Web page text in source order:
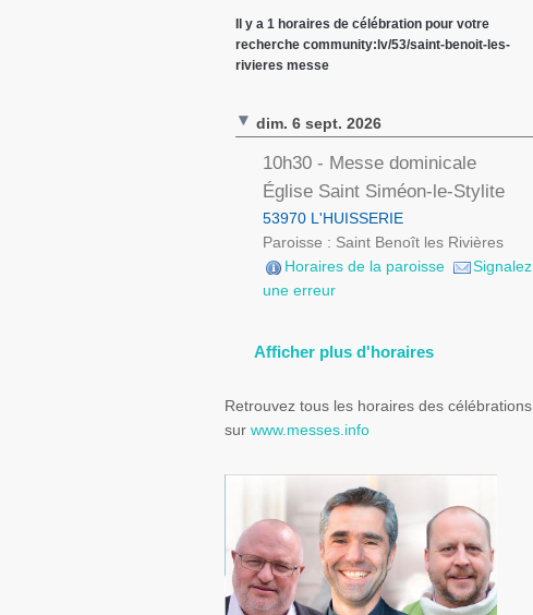
Il y a 1 horaires de célébration pour votre
recherche community:lv/53/saint-benoit-les-
rivieres messe
dim. 6 sept. 2026
10h30 - Messe dominicale
Église Saint Siméon-le-Stylite
53970 L'HUISSERIE
Paroisse : Saint Benoît les Rivières
Horaires de la paroisse
Signalez
une erreur
Afficher plus d'horaires
Retrouvez tous les horaires des célébrations
sur www.messes.info